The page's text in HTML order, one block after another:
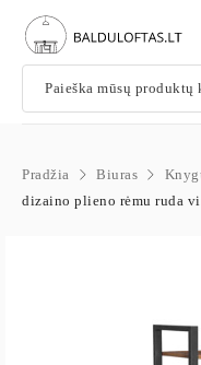
Pradžia Biuras
dizaino plieno rėmu ruda